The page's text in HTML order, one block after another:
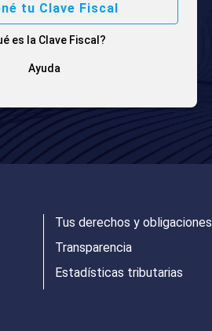
tu Clave Fiscal
es la Clave Fiscal?
Ayuda
Tus derechos y obligaciones
Transparencia
Estadísticas tributarias